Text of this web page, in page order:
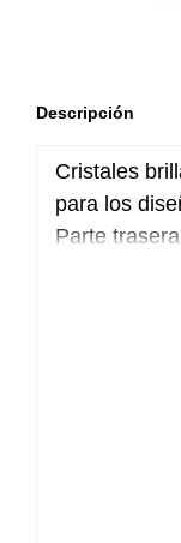
Descripción
Cristales
para los
Parte